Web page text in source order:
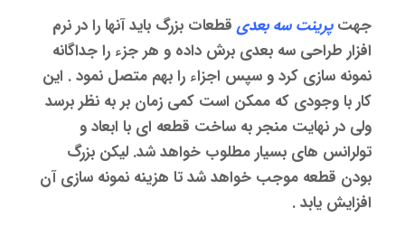
جهتپرینت سه بعدیقطعات بزرگ باید آنها را در نرم
افزار طراحی سه بعدی برش داده و هر جزء را جداگانه
نمونه سازی کرد و سپس اجزاء را بهم متصل نمود . این
کار با وجودی که ممکن است کمی زمان بر به نظر برسد
ولی در نهایت منجر به ساخت قطعه ای با ابعاد و
تولرانس های بسیار مطلوب خواهد شد. لیکن بزرگ
بودن قطعه موجب خواهد شد تا هزینه نمونه سازی آن
افزایش یابد .